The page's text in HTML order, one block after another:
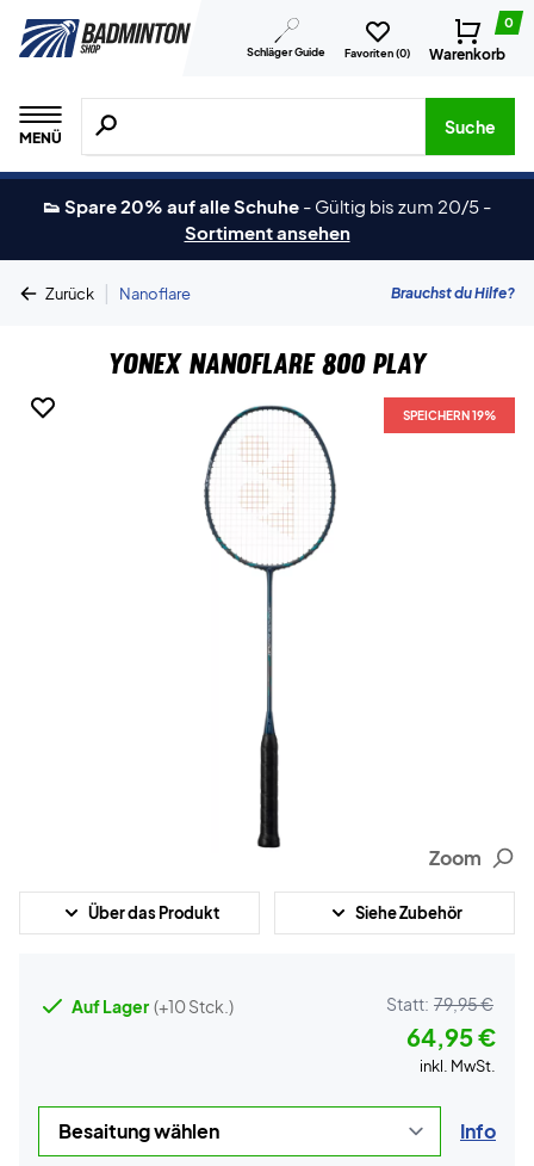
Schläger Guide Favoriten (0)
0
Warenkorb
MENÜ
Suche nach Produkten, Marken usw.
Suche
👟 Spare 20% auf alle Schuhe - Gültig bis zum 20/5 -
Sortiment ansehen
Zurück | Nanoflare Brauchst du Hilfe?
Yonex Nanoflare 800 Play
SPEICHERN 19%
Zoom
Über das Produkt Siehe Zubehör
Auf Lager (+10 Stck.) Statt: 79,95 €
64,95 €
inkl. MwSt.
Info